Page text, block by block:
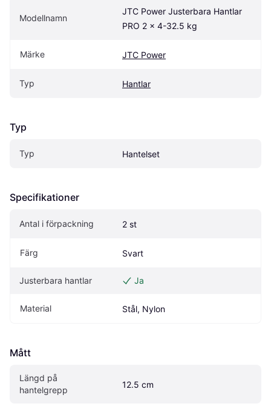
Modellnamn
JTC Power Justerbara Hantlar
PRO 2 x 4-32.5 kg
Märke JTC Power
Typ Hantlar
Typ
Typ Hantelset
Specifikationer
Antal i förpackning 2 st
Färg Svart
Justerbara hantlar Ja
Material Stål, Nylon
Mått
Längd på
hantelgrepp
12.5 cm